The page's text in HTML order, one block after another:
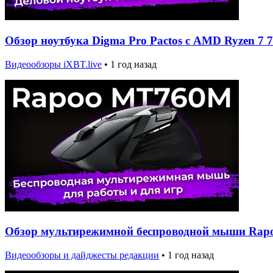
Обзор ноутбука Digma Pro Pactos с AMD Ryzen 7
Видеообзоры iXBT.live • 1 год назад
Обзор мультирежимной беспроводной мыши
Видеообзоры и дайджесты редакции • 1 год назад